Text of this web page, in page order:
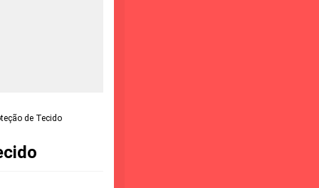
de Tecido